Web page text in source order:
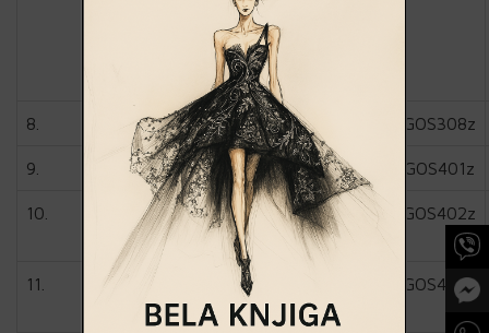
8. 1AGOS308z
9. 1AGOS401z
10. 1AGOS402z
11. 1AGOS403z